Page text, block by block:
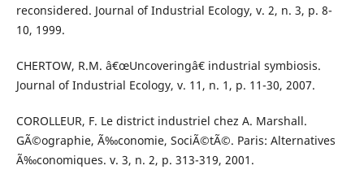
reconsidered. Journal of Industrial Ecology, v. 2, n. 3, p. 8-
10, 1999.
CHERTOW, R.M. â€œUncoveringâ€ industrial symbiosis.
Journal of Industrial Ecology, v. 11, n. 1, p. 11-30, 2007.
COROLLEUR, F. Le district industriel chez A. Marshall.
GÃ©ographie, Ã‰conomie, SociÃ©tÃ©. Paris: Alternatives
Ã‰conomiques. v. 3, n. 2, p. 313-319, 2001.